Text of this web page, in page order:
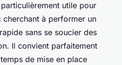
utile pour
cherchant à performer un
sans se soucier des
Il convient parfaitement
de mise en place